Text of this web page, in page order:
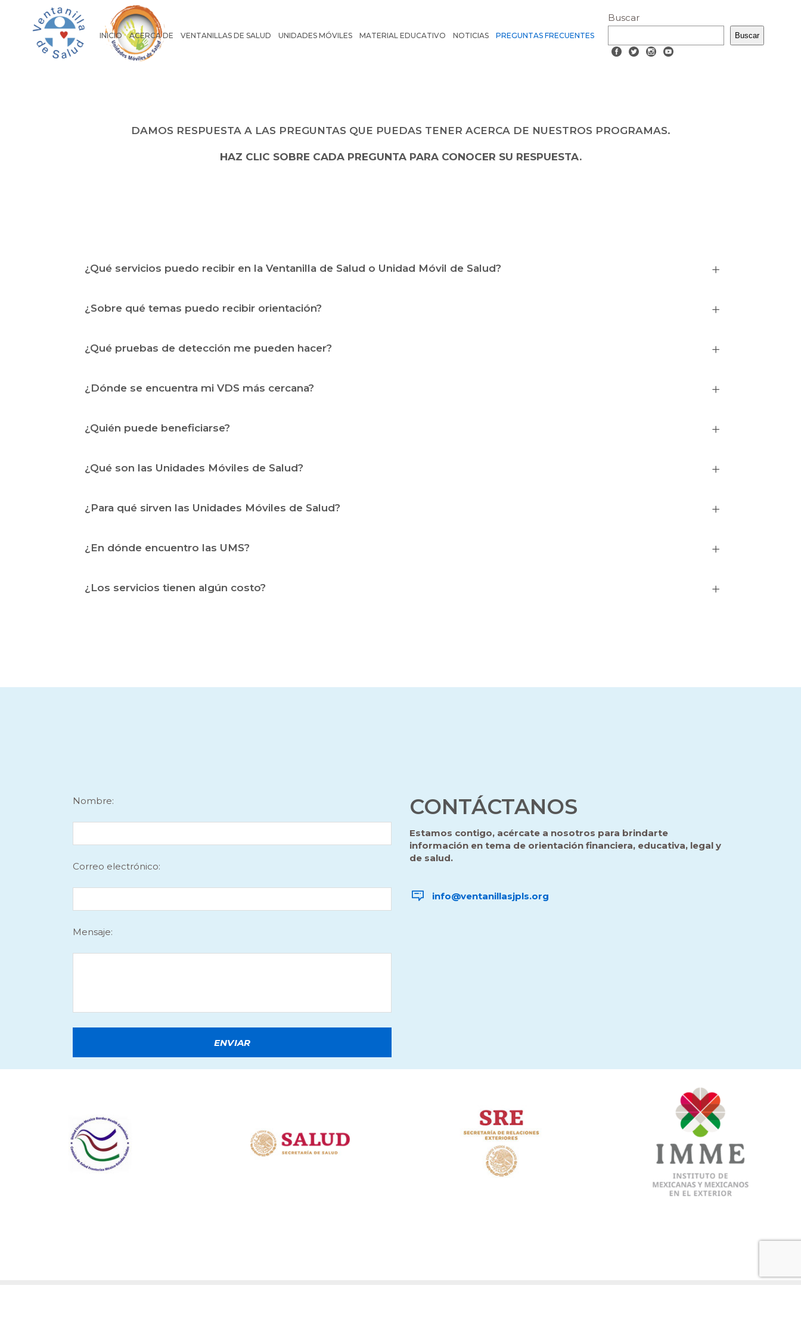
Buscar
Buscar
INICIO ACERCA DE VENTANILLAS DE SALUD UNIDADES MÓVILES MATERIAL EDUCATIVO NOTICIAS PREGUNTAS FRECUENTES
DAMOS RESPUESTA A LAS PREGUNTAS QUE PUEDAS TENER ACERCA DE NUESTROS PROGRAMAS.
HAZ CLIC SOBRE CADA PREGUNTA PARA CONOCER SU RESPUESTA.
¿Qué servicios puedo recibir en la Ventanilla de Salud o Unidad Móvil de Salud?
¿Sobre qué temas puedo recibir orientación?
¿Qué pruebas de detección me pueden hacer?
¿Dónde se encuentra mi VDS más cercana?
¿Quién puede beneficiarse?
¿Qué son las Unidades Móviles de Salud?
¿Para qué sirven las Unidades Móviles de Salud?
¿En dónde encuentro las UMS?
¿Los servicios tienen algún costo?
Nombre:
Correo electrónico:
Mensaje:
CONTÁCTANOS
Estamos contigo, acércate a nosotros para brindarte
información en tema de orientación financiera, educativa, legal y
de salud.
info@ventanillasjpls.org